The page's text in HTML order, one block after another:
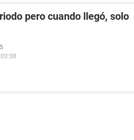
pero cuando llegó, solo